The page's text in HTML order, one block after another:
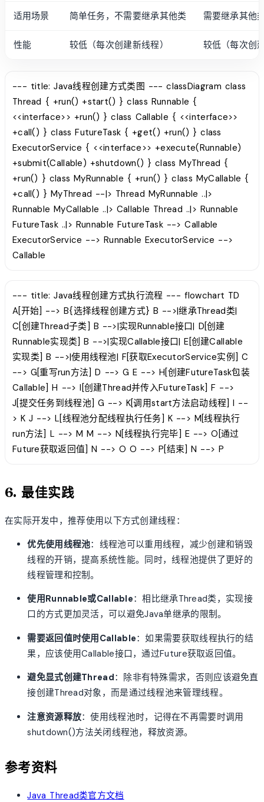
适用场景 简单任务，不需要继承其他类 需要继承其他
性能 较低（每次创建新线程） 较低（每次创
--- title: Java线程创建方式类图 --- classDiagram class
Thread { +run() +start() } class Runnable {
<<interface>> +run() } class Callable { <<interface>>
+call() } class FutureTask { +get() +run() } class
ExecutorService { <<interface>> +execute(Runnable)
+submit(Callable) +shutdown() } class MyThread {
+run() } class MyRunnable { +run() } class MyCallable {
+call() } MyThread --|> Thread MyRunnable ..|>
Runnable MyCallable ..|> Callable Thread ..|> Runnable
FutureTask ..|> Runnable FutureTask --> Callable
ExecutorService --> Runnable ExecutorService -->
Callable
--- title: Java线程创建方式执行流程 --- flowchart TD
A[开始] --> B{选择线程创建方式} B -->|继承Thread类|
C[创建Thread子类] B -->|实现Runnable接口| D[创建
Runnable实现类] B -->|实现Callable接口| E[创建Callable
实现类] B -->|使用线程池| F[获取ExecutorService实例] C
--> G[重写run方法] D --> G E --> H[创建FutureTask包装
Callable] H --> I[创建Thread并传入FutureTask] F -->
J[提交任务到线程池] G --> K[调用start方法启动线程] I --
> K J --> L[线程池分配线程执行任务] K --> M[线程执行
run方法] L --> M M --> N[线程执行完毕] E --> O[通过
Future获取返回值] N --> O O --> P[结束] N --> P
6. 最佳实践
在实际开发中，推荐使用以下方式创建线程：
优先使用线程池：线程池可以重用线程，减少创建和销毁
线程的开销，提高系统性能。同时，线程池提供了更好的
线程管理和控制。
使用Runnable或Callable：相比继承Thread类，实现接
口的方式更加灵活，可以避免Java单继承的限制。
需要返回值时使用Callable：如果需要获取线程执行的结
果，应该使用Callable接口，通过Future获取返回值。
避免显式创建Thread：除非有特殊需求，否则应该避免直
接创建Thread对象，而是通过线程池来管理线程。
注意资源释放：使用线程池时，记得在不再需要时调用
shutdown()方法关闭线程池，释放资源。
参考资料
Java Thread类官方文档